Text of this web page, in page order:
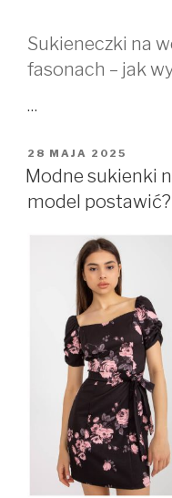
Sukieneczki na
fasonach – jak
…
OPUBLIKOWANE
W
28 MAJA 2025
Modne sukienki
model postawić?